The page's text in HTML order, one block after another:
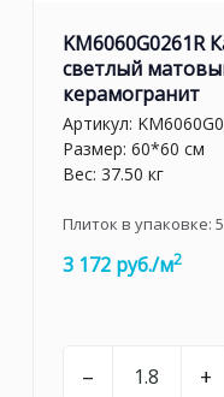
KM6060G0261R
светлый
керамогранит
Артикул:
Размер: 60*60 см
Вес: 37.50 кг
Плиток в упаковке: 5
3 172 руб./м2
– +